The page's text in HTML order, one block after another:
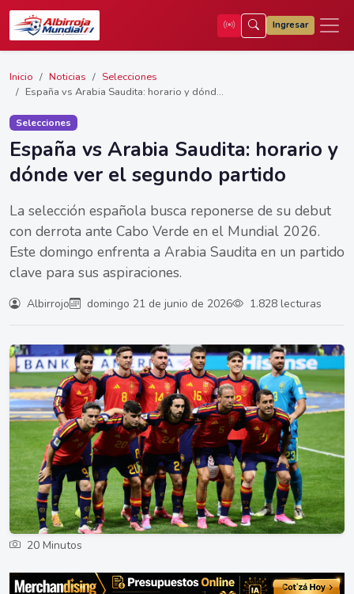
Ingresar
Inicio Noticias
Selecciones
España vs Arabia Saudita: horario y dónd...
Selecciones
España vs Arabia Saudita: horario y
dónde ver el segundo partido
La selección española busca reponerse de su debut
con derrota ante Cabo Verde en el Mundial 2026.
Este domingo enfrenta a Arabia Saudita en un partido
clave para sus aspiraciones.
Albirrojo domingo 21 de junio de 2026 1.828 lecturas
20 Minutos